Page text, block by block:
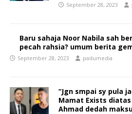
September 28, 2023
Baru sahaja Noor Nabila sah
pecah rahsia? umum berita
September 28, 2023 padumedia
“Jgn smpai sy pula
Mamat Exists
Ahmad dedah